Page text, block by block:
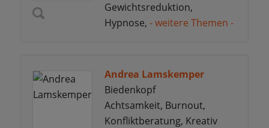
Gewichtsreduktion,
Hypnose, - weitere Themen -
Andrea Lamskemper
Biedenkopf
Achtsamkeit, Burnout,
Konfliktberatung, Kreativ